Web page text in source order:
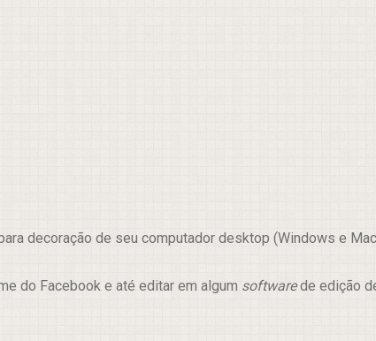
decoração de seu computador desktop (Windows e
do Facebook e até editar em algum softwarede edição